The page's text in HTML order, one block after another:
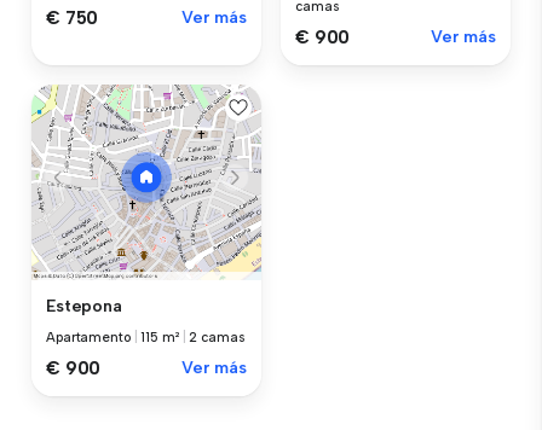
€ 750 Ver más
camas
€ 900 Ver más
Estepona
Apartamento |115 m² |2 camas
€ 900 Ver más